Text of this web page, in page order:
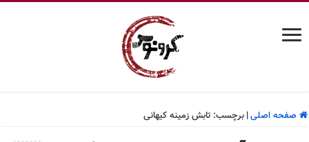
صفحه اصلی| برچسب:تابش زمینه کیهانی